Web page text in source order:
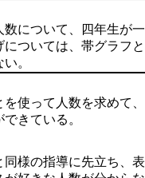
について、四年生が一
ついては、帯グラフと
。
使って人数を求めて、
きている。
同様の指導に先立ち、表